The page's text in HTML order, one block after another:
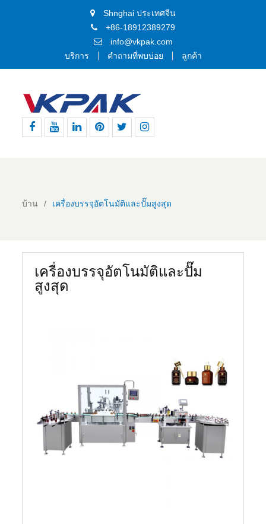
Shnghai ประเทศจีน
+86-18912389279
info@vkpak.com
บริการ
คำถามที่พบบ่อย ลูกค้า
บ้าน เครื่องบรรจุอัตโนมัติและปั๊มสูงสุด
เครื่องบรรจุอัตโนมัติและปั๊ม
สูงสุด